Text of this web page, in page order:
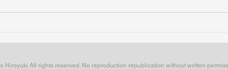
ジナル「八神瑛子 -上野中央
オ
Hiroyuki All rights reserved. No reproduction republication without written